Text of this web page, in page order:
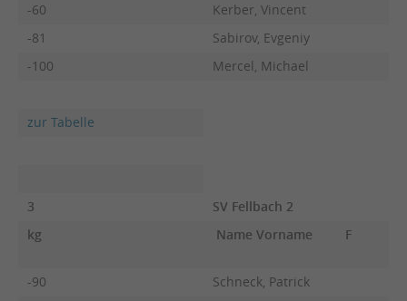
-60
Kerber, Vincent
-81
Sabirov, Evgeniy
-100
Mercel, Michael
zur Tabelle
3
SV Fellbach 2
kg
Name Vorname F
-90 Schneck, Patrick